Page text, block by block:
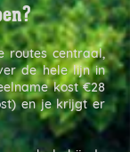
routes centraal,
de hele lijn in
kost €28
en je krijgt er